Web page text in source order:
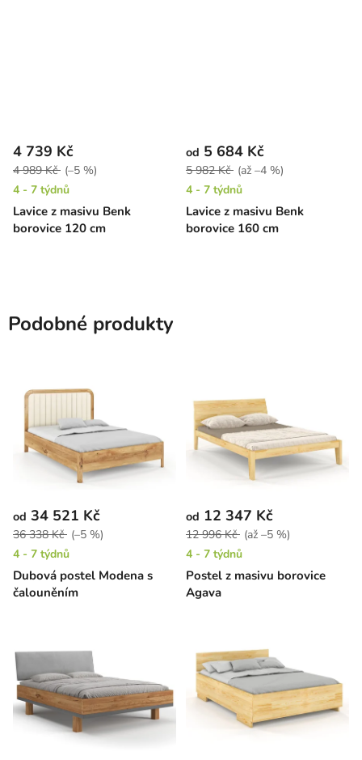
Lavice z masivu Benk
borovice 120 cm
4 739 Kč
4 989 Kč (–5 %)
4 - 7 týdnů
Lavice z masivu Benk
borovice 160 cm
od 5 684 Kč
5 982 Kč (až –4 %)
4 - 7 týdnů
Podobné produkty
Dubová postel Modena s
čalouněním
od 34 521 Kč
36 338 Kč (–5 %)
4 - 7 týdnů
Postel z masivu borovice
Agava
od 12 347 Kč
12 996 Kč (až –5 %)
4 - 7 týdnů